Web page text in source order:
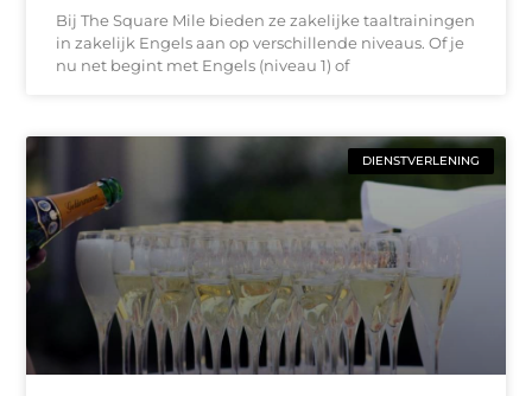
Bij The Square Mile bieden ze zakelijke taaltrainingen
in zakelijk Engels aan op verschillende niveaus. Of je
nu net begint met Engels (niveau 1) of
DIENSTVERLENING